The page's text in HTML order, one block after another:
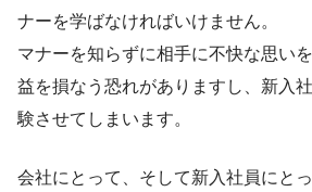
ナーを学ばなければいけません。
マナーを知らずに相手に不快な思い
益を損なう恐れがありますし、新入
験させてしまいます。
会社にとって、そして新入社員にと